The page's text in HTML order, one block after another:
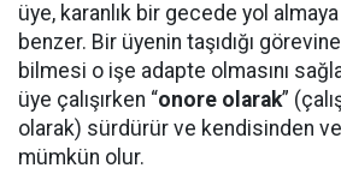
üye, karanlık bir gecede yol
benzer. Bir üyenin taşıdığı
bilmesi o işe adapte olmasını
üye çalışırken “onore olarak”
olarak) sürdürür ve kendisinden
mümkün olur.